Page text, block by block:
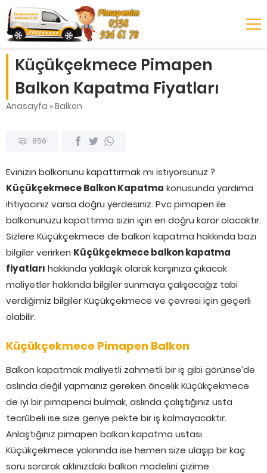
Küçükçekmece Pimapen
Balkon Kapatma Fiyatları
Anasayfa »Balkon
856
Evinizin balkonunu kapattırmak mı istiyorsunuz ?
Küçükçekmece Balkon Kapatma konusunda yardıma
ihtiyacınız varsa doğru yerdesiniz. Pvc pimapen ile
balkonunuzu kapattırma sizin için en doğru karar olacaktır.
Sizlere Küçükçekmece de balkon kapatma hakkında bazı
bilgiler verirken Küçükçekmece balkon kapatma
fiyatları hakkında yaklaşık olarak karşınıza çıkacak
maliyetler hakkında bilgiler sunmaya çalışacağız tabi
verdiğimiz bilgiler Küçükçekmece ve çevresi için geçerli
olabilir.
Küçükçekmece Pimapen Balkon
Balkon kapatmak maliyetli zahmetli bir iş gibi görünse’de
aslında değil yapmanız gereken öncelik Küçükçekmece
de iyi bir pimapenci bulmak, aslında çalıştığınız usta
tecrübeli ise size geriye pekte bir iş kalmayacaktır.
Anlaştığınız pimapen balkon kapatma ustası
Küçükçekmece yakınında ise hemen size ulaşıp bir kaç
soru sorarak aklınızdaki balkon modelini çizime